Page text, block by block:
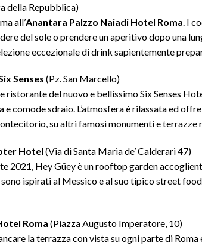
della Repubblica)
all’Anantara Palzzo Naiadi Hotel Roma . I
del sole o prendere un aperitivo dopo una
eccezionale di drink sapientemente
Senses (Pz. San Marcello)
del nuovo e bellissimo Six Senses
comode sdraio. L’atmosfera è rilassata ed
su altri famosi monumenti e terrazze
Hotel (Via di Santa Maria de’ Calderari 47)
2021, Hey Güey è un rooftop garden
ispirati al Messico e al suo tipico street
Roma (Piazza Augusto Imperatore, 10)
la terrazza con vista su ogni parte di